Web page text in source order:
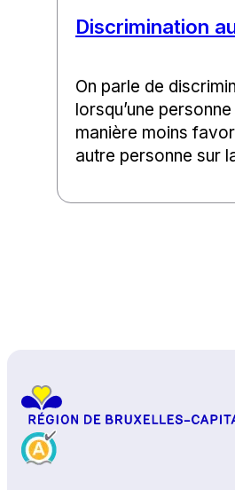
Discrimination
On parle de
lorsqu’une
manière moins
autre personne sur